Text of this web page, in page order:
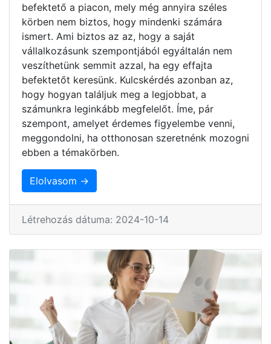
befektető a piacon, mely még annyira széles
körben nem biztos, hogy mindenki számára
ismert. Ami biztos az az, hogy a saját
vállalkozásunk szempontjából egyáltalán nem
veszíthetünk semmit azzal, ha egy effajta
befektetőt keresünk. Kulcskérdés azonban az,
hogy hogyan találjuk meg a legjobbat, a
számunkra leginkább megfelelőt. Íme, pár
szempont, amelyet érdemes figyelembe venni,
meggondolni, ha otthonosan szeretnénk mozogni
ebben a témakörben.
Elolvasom →
Létrehozás dátuma: 2024-10-14